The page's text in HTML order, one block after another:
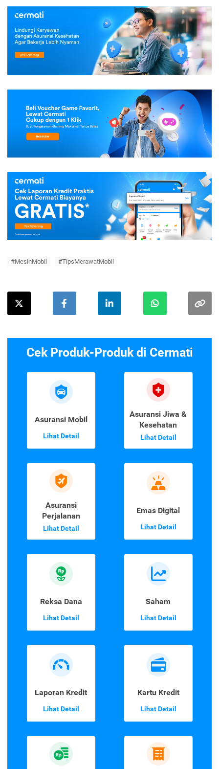
#MesinMobil #TipsMerawatMobil
Cek Produk-Produk di Cermati
Asuransi Mobil
Lihat Detail
Asuransi Jiwa &
Kesehatan
Lihat Detail
Asuransi
Perjalanan
Lihat Detail
Emas Digital
Lihat Detail
Reksa Dana
Lihat Detail
Saham
Lihat Detail
Laporan Kredit
Lihat Detail
Kartu Kredit
Lihat Detail